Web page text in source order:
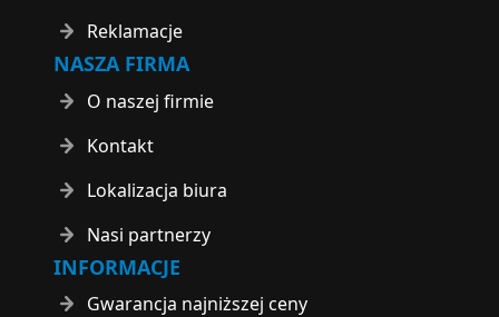
Reklamacje
NASZA FIRMA
O naszej firmie
Kontakt
Lokalizacja biura
Nasi partnerzy
INFORMACJE
Gwarancja najniższej ceny